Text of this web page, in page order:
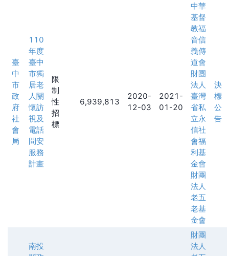
臺
中
市
政
府
社
會
局
110
年度
臺中
市獨
居老
人關
懷訪
視及
電話
問安
服務
計畫
限
制
性
招
標
6,939,813
2020-
12-03
2021-
01-20
中華
基督
教福
音信
義傳
道會
財團
法人
臺灣
省私
立永
信社
會福
利基
金會
財團
法人
老五
老基
金會
決
標
公
告
南投
財團
法人